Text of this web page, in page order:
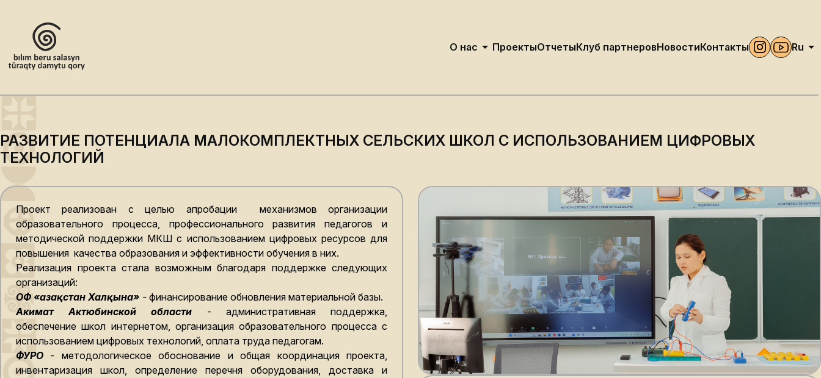
О нас
Структура Управления
ПроектыОтчетыКлуб партнеровНовостиКонтакты Ru
En
РАЗВИТИЕ ПОТЕНЦИАЛА МАЛОКОМПЛЕКТНЫХ СЕЛЬСКИХ ШКОЛ С ИСПОЛЬЗОВАНИЕМ ЦИФРОВЫХ
ТЕХНОЛОГИЙ
Проект реализован с целью апробации механизмов организации
образовательного процесса, профессионального развития педагогов и
методической поддержки МКШ с использованием цифровых ресурсов для
повышения качества образования и эффективности обучения в них.
Реализация проекта стала возможным благодаря поддержке следующих
организаций:
ОФ «Қазақстан Халқына» - финансирование обновления материальной базы.
Акимат Актюбинской области
- административная поддержка,
обеспечение школ интернетом, организация образовательного процесса с
использованием цифровых технологий, оплата труда педагогам.
ФУРО - методологическое обоснование и общая координация проекта,
инвентаризация школ, определение перечня оборудования, доставка и